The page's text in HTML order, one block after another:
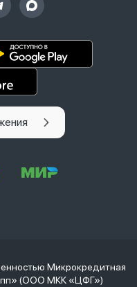
Микрокредитная
(ООО МКК «ЦФГ»)